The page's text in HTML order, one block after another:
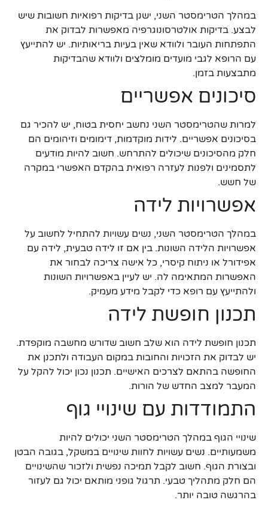
במהלך הטרימסטר השני, ישנן בדיקות רפואיות חשובות שיש
לבצע. בדיקות אולטרסונוגרפיה מאפשרות לבדוק את
התפתחות העובר ולוודא שאין בעיות בריאותיות. יש להתייעץ
עם הרופא לגבי מועדים מומלצים ולוודא שהבדיקות
מתבצעות בזמן.
סיכונים אפשריים
למרות שהטרימסטר השני נחשב יחסית בטוח, יש להכיר גם
בסיכונים אפשריים. לידות מוקדמות, דימומים וזיהומים הם
חלק מהסיכונים שיכולים להתרחש. חשוב להיות מודעים
לתסמינים ולפנות לעזרה רפואית בהקדם האפשרי במקרה
של חשש.
אפשרויות לידה
במהלך הטרימסטר השני, נשים עשויות להתחיל לחשוב על
אפשרויות הלידה השונות. בין אם זו לידה טבעית, לידה עם
אפידורל או ניתוח קיסרי, כל אישה צריכה לבחור את
האפשרות המתאימה לה. יש לעיין באפשרויות השונות
ולהתייעץ עם רופא כדי לקבל מידע מעמיק.
תכנון חופשת לידה
תכנון חופשת לידה הוא שלב חשוב שדורש מחשבה מוקפדת.
יש לבדוק את הזכויות והחובות במקום העבודה ולתכנן את
החופשה בהתאם לצרכים האישיים. תכנון נכון יכול להקל על
המעבר למצב החדש של הורות.
התמודדות עם שינויי גוף
שינויי הגוף במהלך הטרימסטר השני יכולים להיות
משמעותיים. נשים עשויות לחוות שינויים במשקל, בגובה הבטן
ובצורת הגוף. חשוב לקבל תמיכה נפשית ולזכור שהשינויים
הם חלק מתהליך טבעי. תרגול גופני מותאם יכול גם לעזור
בהרגשה טובה יותר.